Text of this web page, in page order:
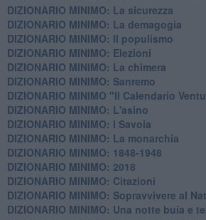
DIZIONARIO MINIMO: La sicurezza
DIZIONARIO MINIMO: La demagogia
DIZIONARIO MINIMO: Il populismo
DIZIONARIO MINIMO: Elezioni
DIZIONARIO MINIMO: La chimera
DIZIONARIO MINIMO: Sanremo
DIZIONARIO MINIMO "Il Calendario
DIZIONARIO MINIMO: L'asino
DIZIONARIO MINIMO: I Savoia
DIZIONARIO MINIMO: La monarchia
DIZIONARIO MINIMO: 1848-1948
DIZIONARIO MINIMO: 2018
DIZIONARIO MINIMO: Citazioni
DIZIONARIO MINIMO: ​Sopravvivere al
DIZIONARIO MINIMO: ​Una notte buia e